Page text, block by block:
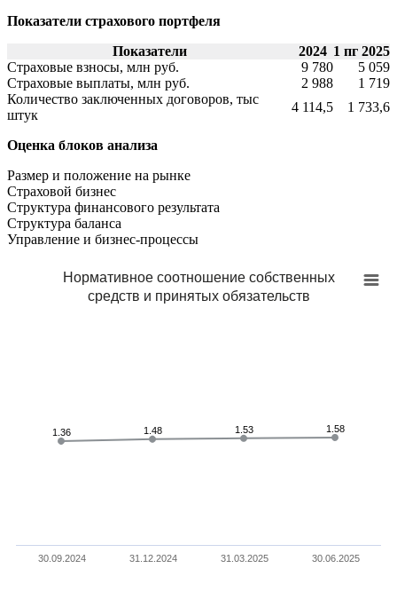
Показатели страхового портфеля
Показатели
2024 1 пг 2025
Страховые взносы, млн руб.
9 780
5 059
Страховые выплаты, млн руб.
2 988
1 719
Количество заключенных договоров, тыс
штук
4 114,5 1 733,6
Оценка блоков анализа
Размер и положение на рынке
Страховой бизнес
Структура финансового результата
Cтруктура баланса
Управление и бизнес-процессы
Нормативное соотношение собственных
средств и принятых обязательств
1.36
1.36 1.48
1.48 1.53
1.53 1.58
1.58
30.09.2024 31.12.2024 31.03.2025 30.06.2025